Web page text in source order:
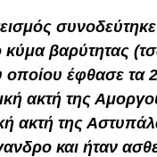
κύμα βαρύτητας
έφθασε τα
ακτή της
ακτή της
και ήταν